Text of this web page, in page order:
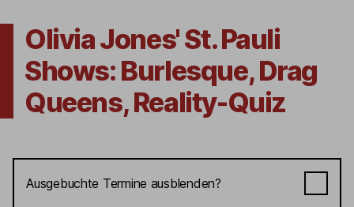
Olivia Jones' St. Pauli
Shows: Burlesque, Drag
Queens, Reality-Quiz
Ausgebuchte Termine ausblenden?